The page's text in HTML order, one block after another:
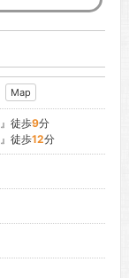
Map
』徒歩9分
』徒歩12分